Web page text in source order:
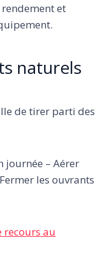
et
naturels
de tirer parti des
journée – Aérer
les ouvrants
recours au